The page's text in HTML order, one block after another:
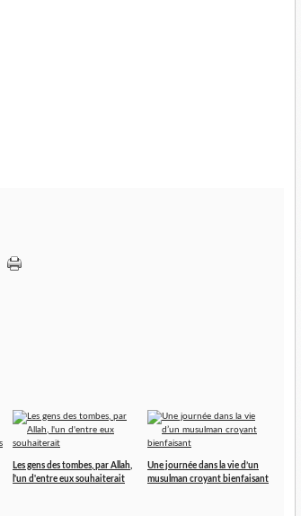
Les gens des tombes, par Allah,
l'un d'entre eux souhaiterait
Une journée dans la vie d’un
musulman croyant bienfaisant